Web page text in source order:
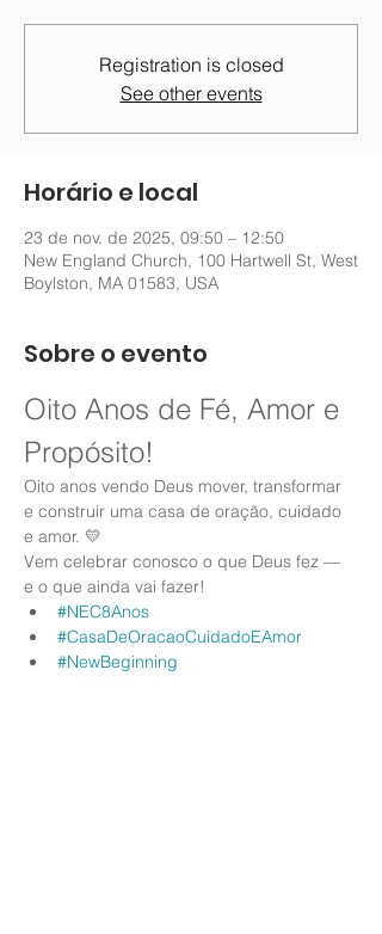
Registration is closed
See other events
Horário e local
23 de nov. de 2025, 09:50 – 12:50
New England Church, 100 Hartwell St, West
Boylston, MA 01583, USA
Sobre o evento
Oito Anos de Fé, Amor e
Propósito!
Oito anos vendo Deus mover, transformar
e construir uma casa de oração, cuidado
e amor. 💛
Vem celebrar conosco o que Deus fez —
e o que ainda vai fazer!
#NEC8Anos
#CasaDeOracaoCuidadoEAmor
#NewBeginning